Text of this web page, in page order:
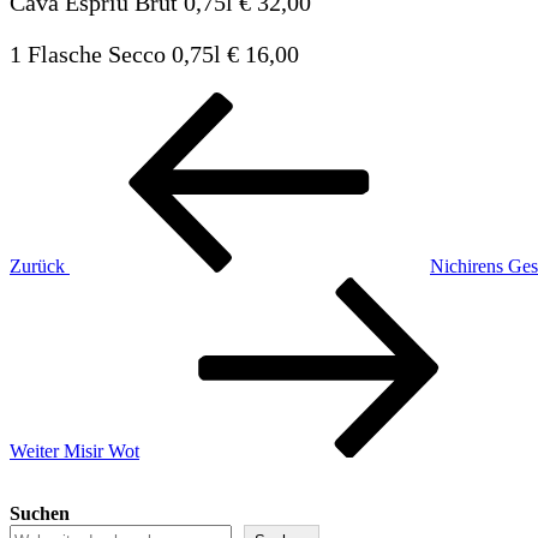
1 Flasche Secco 0,75l € 16,00
Beitragsnavigation
Zurück
Nichirens
Weiter Misir Wot
Suchen